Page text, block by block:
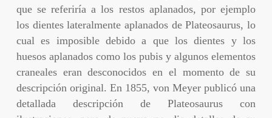
que se referiría a los restos aplanados, por ejemplo
los dientes lateralmente aplanados de Plateosaurus, lo
cual es imposible debido a que los dientes y los
huesos aplanados como los pubis y algunos elementos
craneales eran desconocidos en el momento de su
descripción original. En 1855, von Meyer publicó una
detallada descripción de Plateosaurus con